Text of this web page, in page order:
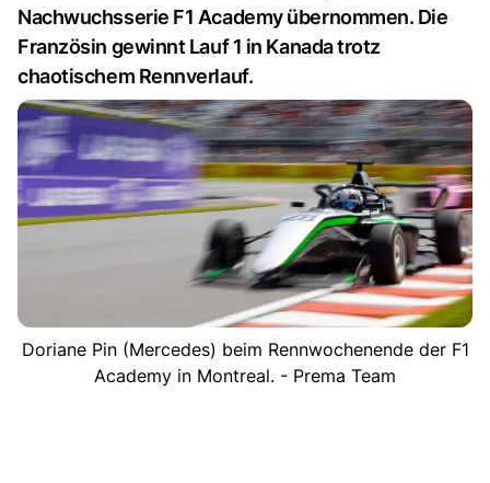
Nachwuchsserie F1 Academy übernommen. Die
Französin gewinnt Lauf 1 in Kanada trotz
chaotischem Rennverlauf.
Doriane Pin (Mercedes) beim Rennwochenende der F1
Academy in Montreal. - Prema Team